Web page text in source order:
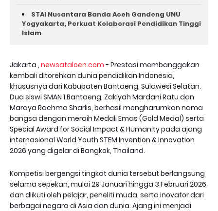
STAI Nusantara Banda Aceh Gandeng UNU
Yogyakarta, Perkuat Kolaborasi Pendidikan Tinggi
Islam
Jakarta , newsataloen.com - Prestasi membanggakan
kembali ditorehkan dunia pendidikan Indonesia,
khususnya dari Kabupaten Bantaeng, Sulawesi Selatan.
Dua siswi SMAN 1 Bantaeng, Zakiyah Mardani Ratu dan
Maraya Rachma Sharlis, berhasil mengharumkan nama
bangsa dengan meraih Medali Emas (Gold Medal) serta
Special Award for Social Impact & Humanity pada ajang
internasional World Youth STEM Invention & Innovation
2026 yang digelar di Bangkok, Thailand.
Kompetisi bergengsi tingkat dunia tersebut berlangsung
selama sepekan, mulai 29 Januari hingga 3 Februari 2026,
dan diikuti oleh pelajar, peneliti muda, serta inovator dari
berbagai negara di Asia dan dunia. Ajang ini menjadi